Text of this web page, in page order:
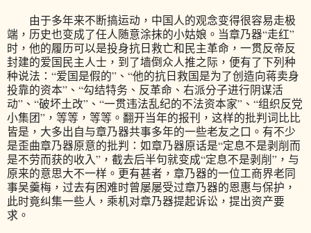
由于多年来不断搞运动，中国人的观念变得很容易走极
端，历史也变成了任人随意涂抹的小姑娘。当章乃器“走红”
时，他的履历可以是投身抗日救亡和民主革命，一贯反帝反
封建的爱国民主人士，到了墙倒众人推之际，便有了下列种
种说法：“爱国是假的”、“他的抗日救国是为了创造向蒋卖身
投靠的资本”、“勾结特务、反革命、右派分子进行阴谋活
动”、“破坏土改”、“一贯违法乱纪的不法资本家”、“组织反党
小集团”，等等，等等。翻开当年的报刊，这样的批判词比比
皆是，大多出自与章乃器共事多年的一些老友之口。有不少
是歪曲章乃器原意的批判：如章乃器原话是“定息不是剥削而
是不劳而获的收入”，截去后半句就变成“定息不是剥削”，与
原来的意思大不一样。更有甚者，章乃器的一位工商界老同
事吴羹梅，过去有困难时曾屡屡受过章乃器的恩惠与保护，
此时竟纠集一些人，乘机对章乃器提起诉讼，提出资产要
求。